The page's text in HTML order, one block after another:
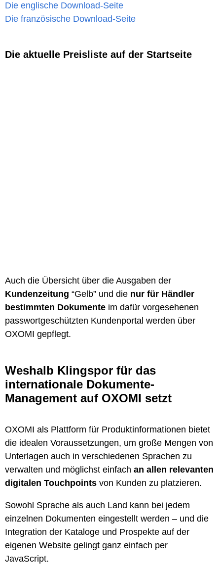
Die englische Download-Seite
Die französische Download-Seite
Die aktuelle Preisliste auf der Startseite
Auch die Übersicht über die Ausgaben der
Kundenzeitung “Gelb” und die nur für Händler
bestimmten Dokumente im dafür vorgesehenen
passwortgeschützten Kundenportal werden über
OXOMI gepflegt.
Weshalb Klingspor für das
internationale Dokumente-
Management auf OXOMI setzt
OXOMI als Plattform für Produktinformationen bietet
die idealen Voraussetzungen, um große Mengen von
Unterlagen auch in verschiedenen Sprachen zu
verwalten und möglichst einfach an allen relevanten
digitalen Touchpoints von Kunden zu platzieren.
Sowohl Sprache als auch Land kann bei jedem
einzelnen Dokumenten eingestellt werden – und die
Integration der Kataloge und Prospekte auf der
eigenen Website gelingt ganz einfach per
JavaScript.